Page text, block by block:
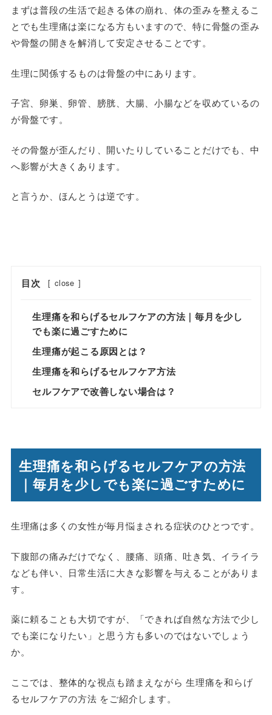
まずは普段の生活で起きる体の崩れ、体の歪みを整えるこ
とでも生理痛は楽になる方もいますので、特に骨盤の歪み
や骨盤の開きを解消して安定させることです。
生理に関係するものは骨盤の中にあります。
子宮、卵巣、卵管、膀胱、大腸、小腸などを収めているの
が骨盤です。
その骨盤が歪んだり、開いたりしていることだけでも、中
へ影響が大きくあります。
と言うか、ほんとうは逆です。
目次 [ close ]
生理痛を和らげるセルフケアの方法｜毎月を少し
でも楽に過ごすために
生理痛が起こる原因とは？
生理痛を和らげるセルフケア方法
セルフケアで改善しない場合は？
生理痛を和らげるセルフケアの方法
｜毎月を少しでも楽に過ごすために
生理痛は多くの女性が毎月悩まされる症状のひとつです。
下腹部の痛みだけでなく、腰痛、頭痛、吐き気、イライラ
なども伴い、日常生活に大きな影響を与えることがありま
す。
薬に頼ることも大切ですが、「できれば自然な方法で少し
でも楽になりたい」と思う方も多いのではないでしょう
か。
ここでは、整体的な視点も踏まえながら 生理痛を和らげ
るセルフケアの方法 をご紹介します。